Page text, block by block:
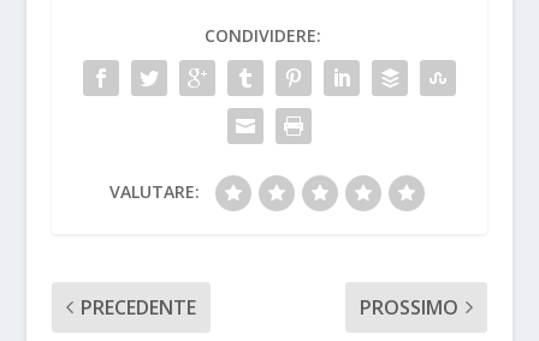
CONDIVIDERE:
VALUTARE:
PRECEDENTE PROSSIMO